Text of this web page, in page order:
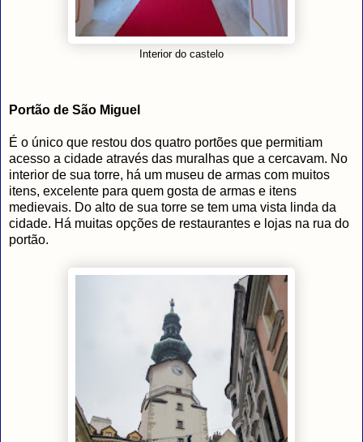
Interior do castelo
Portão de São Miguel
É o único que restou dos quatro portões que permitiam
acesso a cidade através das muralhas que a cercavam. No
interior de sua torre, há um museu de armas com muitos
itens, excelente para quem gosta de armas e itens
medievais. Do alto de sua torre se tem uma vista linda da
cidade. Há muitas opções de restaurantes e lojas na rua do
portão.